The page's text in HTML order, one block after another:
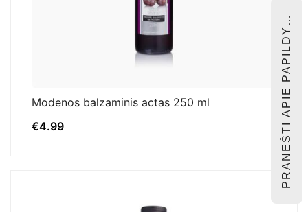
Modenos balzaminis actas 250 ml
€4.99 PRANEŠTI APIE PAPILDYMĄ